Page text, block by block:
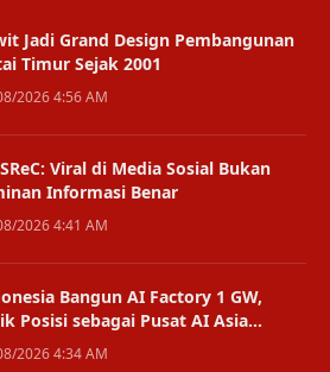
Jadi Grand Design Pembangunan
Timur Sejak 2001
2026 4:56 AM
Viral di Media Sosial Bukan
Informasi Benar
2026 4:41 AM
Bangun AI Factory 1 GW,
Posisi sebagai Pusat AI Asia
2026 4:34 AM